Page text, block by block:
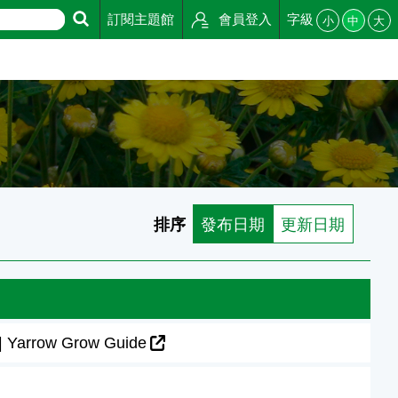
訂閱主題館 會員登入 字級 小 中 大
排序 發布日期 更新日期
Yarrow Grow Guide